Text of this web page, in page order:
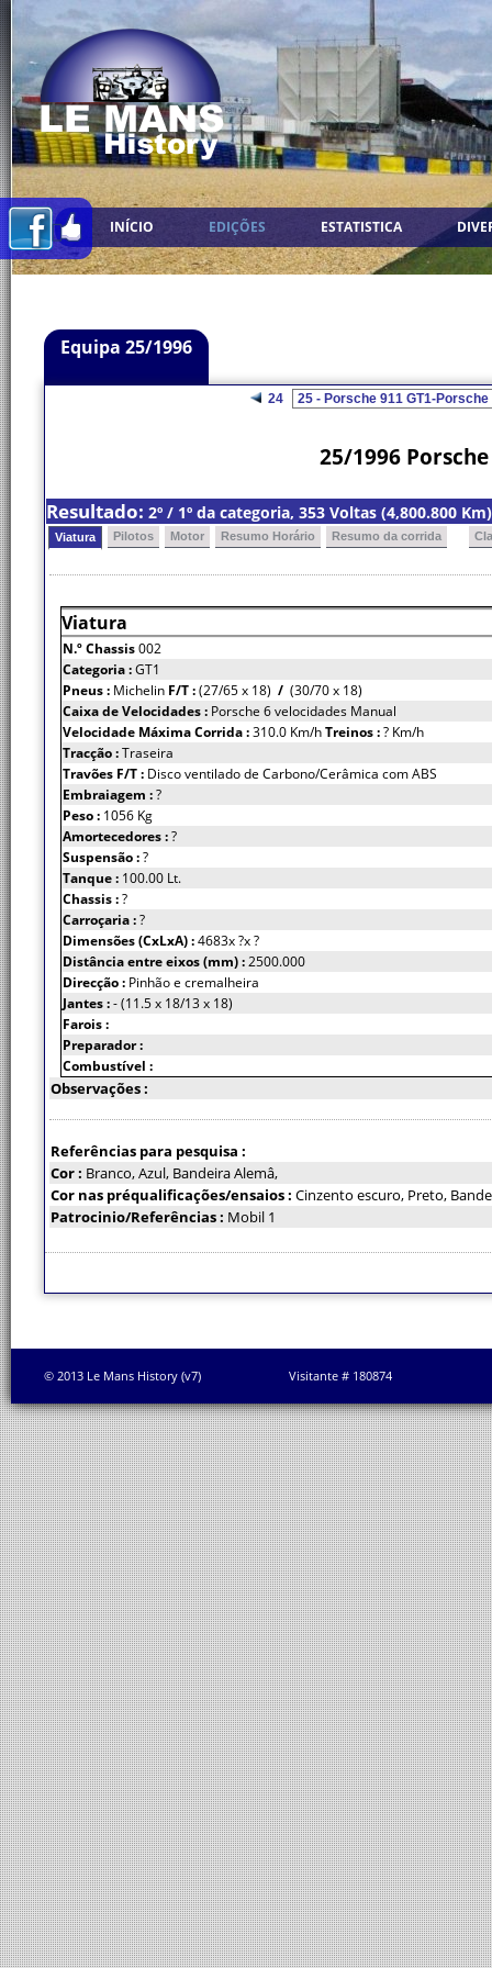
INÍCIO EDIÇÕES ESTATISTICA
Equipa 25/1996
24
25/1996
Resultado: 2º / 1º da categoria, 353 Voltas (4,800.800
Viatura Pilotos Motor Resumo Horário Resumo da corrida
Viatura
N.º Chassis002
Categoria :GT1
Pneus : Michelin F/T :(27/65 x 18) / (30/70 x 18)
Caixa de Velocidades : Porsche 6 velocidades Manual
Velocidade Máxima Corrida :310.0 Km/hTreinos :? Km/h
Tracção :Traseira
Travões F/T : Disco ventilado de Carbono/Cerâmica com ABS
Embraiagem :?
Peso : 1056 Kg
Amortecedores :?
Suspensão :?
Tanque : 100.00 Lt.
Chassis :?
Carroçaria :?
Dimensões (CxLxA) :4683x ?x ?
Distância entre eixos (mm) :2500.000
Direcção : Pinhão e cremalheira
Jantes :- (11.5 x 18/13 x 18)
Farois :
Preparador :
Combustível :
Observações :
Referências para pesquisa :
Cor : Branco, Azul, Bandeira Alemâ,
Cor nas préqualificações/ensaios : Cinzento escuro, Preto,
Patrocinio/Referências : Mobil 1
© 2013 Le Mans History (v7) Visitante # 180874